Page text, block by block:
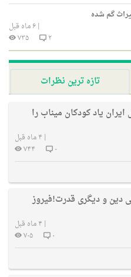
گم شده
|۶ ماه قبل
۲
۷۳۵
تازه ترین نظرات
یاد کودکان میناب را
| ۴ ماه قبل
۰
۷۴۴
و دیگری قدرت!فیروز
| ۴ ماه قبل
۰
۷۰۵